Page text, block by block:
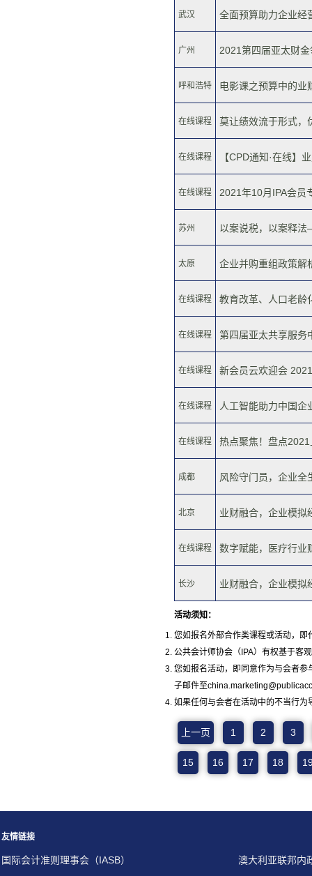
武汉 全面预算助力企业经
广州 2021第四届亚太财
呼和浩特 电影课之预算中的业
在线课程 莫让绩效流于形式，
在线课程 【CPD通知·在线】
在线课程 2021年10月IPA会员
苏州 以案说税，以案释
太原 企业并购重组政策解
在线课程 教育改革、人口老龄
在线课程 第四届亚太共享服务
在线课程 新会员云欢迎会
在线课程 人工智能助力中国
在线课程 热点聚焦！盘点
成都 风险守门员，企业全
北京 业财融合，企业模拟
在线课程 数字赋能，医疗行业
长沙 业财融合，企业模拟
活动须知：
您如报名外部合作类课程或活动，
公共会计师协会（IPA）有权基于客
您如报名活动，即同意作为与会者
子邮件至
如果任何与会者在活动中的不当行
上一页 1 2 3
15 16 17 18
友情链接
国际会计准则理事会（IASB） 澳大利亚联邦内